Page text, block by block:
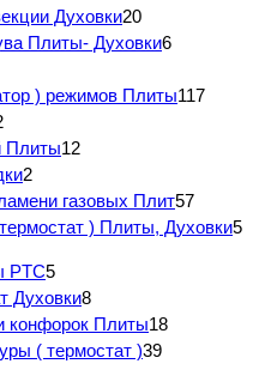
Духовки20
Плиты- Духовки6
) режимов Плиты117
Плиты12
2
газовых Плит57
) Плиты, Духовки5
PTC5
Духовки8
конфорок Плиты18
( термостат )39